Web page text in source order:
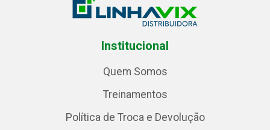
Institucional
Quem Somos
Treinamentos
Política de Troca e Devolução